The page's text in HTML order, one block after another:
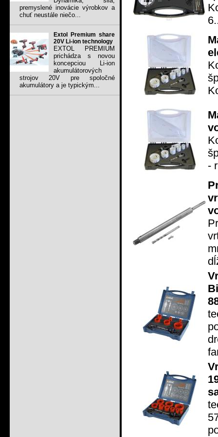
premyslené inovácie výrobkov a
chuť neustále niečo...
Extol Premium share
20V Li-ion technology
EXTOL PREMIUM
prichádza s novou
koncepciou Li-ion
akumulátorových
strojov 20V pre spoločné
akumulátory a je typickým...
-